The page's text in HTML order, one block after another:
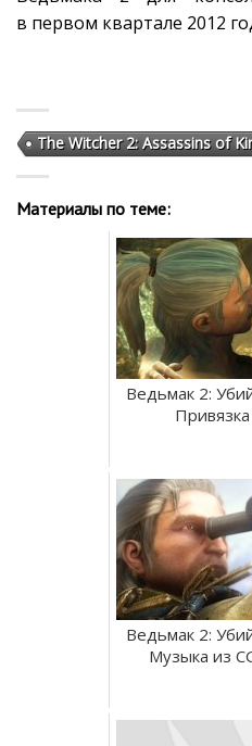
в первом квартале 2012
The Witcher 2: Assassins of
Материалы по теме:
Ведьмак 2:
Ведьмак 2:
Музыка из